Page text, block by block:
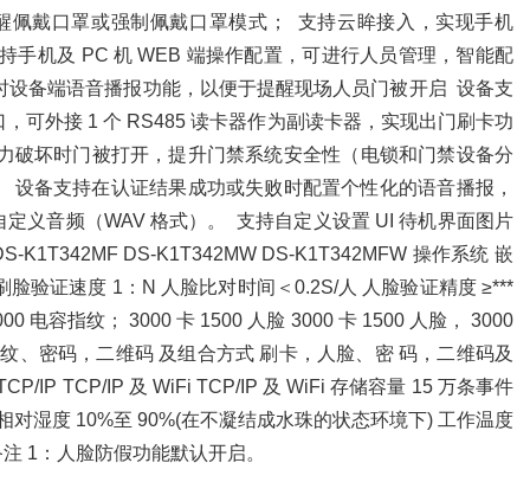
戴口罩或强制佩戴口罩模式；  支持云眸接入，实现手机
手机及 PC 机 WEB 端操作配置，可进行人员管理，智能配
备端语音播报功能，以便于提醒现场人员门被开启  设备支
可外接 1 个 RS485 读卡器作为副读卡器，实现出门刷卡功
破坏时门被打开，提升门禁系统安全性（电锁和门禁设备分
设备支持在认证结果成功或失败时配置个性化的语音播报，
义音频（WAV 格式）。  支持自定义设置 UI 待机界面图片
K1T342MF DS-K1T342MW DS-K1T342MFW 操作系统 嵌
验证速度 1：N 人脸比对时间＜0.2S/人 人脸验证精度 ≥***
电容指纹； 3000 卡 1500 人脸 3000 卡 1500 人脸， 3000
、密码，二维码 及组合方式 刷卡，人脸、密 码，二维码及
IP TCP/IP 及 WiFi TCP/IP 及 WiFi 存储容量 15 万条事件
湿度 10%至 90%(在不凝结成水珠的状态环境下) 工作温度
1：人脸防假功能默认开启。